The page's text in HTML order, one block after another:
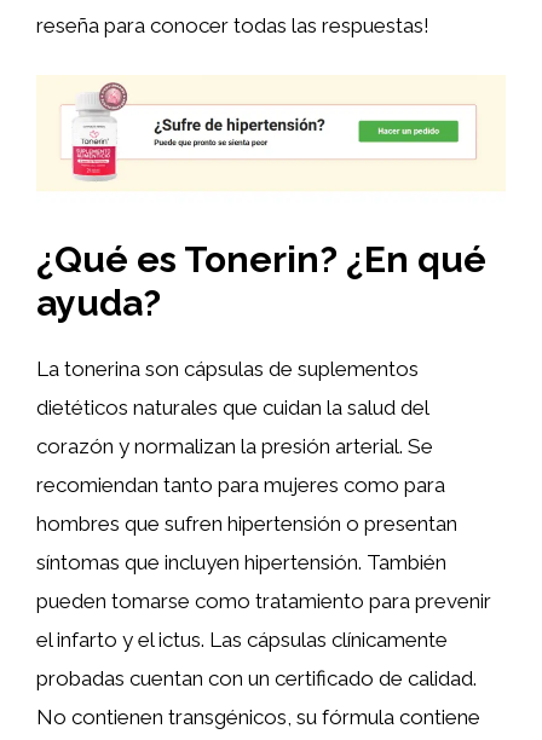
reseña para conocer todas las respuestas!
¿Qué es Tonerin? ¿En qué
ayuda?
La tonerina son cápsulas de suplementos
dietéticos naturales que cuidan la salud del
corazón y normalizan la presión arterial. Se
recomiendan tanto para mujeres como para
hombres que sufren hipertensión o presentan
síntomas que incluyen hipertensión. También
pueden tomarse como tratamiento para prevenir
el infarto y el ictus. Las cápsulas clínicamente
probadas cuentan con un certificado de calidad.
No contienen transgénicos, su fórmula contiene